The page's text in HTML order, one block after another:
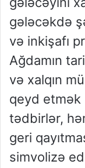
gələcəkdə
və inkişafı
Ağdamın
və xalqın
qeyd etmək
tədbirlər,
geri
simvolizə